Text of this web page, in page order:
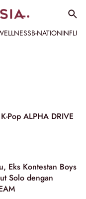
B-NATION
Pop ALPHA DRIVE
Eks Kontestan Boys
Solo dengan